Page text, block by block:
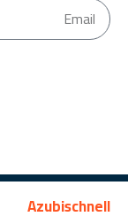
Azubischnell